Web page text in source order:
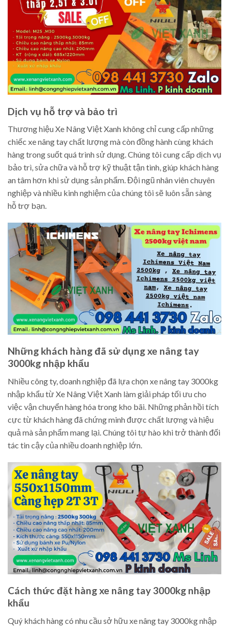
Dịch vụ hỗ trợ và bảo trì
Thương hiệu Xe Nâng Việt Xanh không chỉ cung cấp những
chiếc xe nâng tay chất lượng mà còn đồng hành cùng khách
hàng trong suốt quá trình sử dụng. Chúng tôi cung cấp dịch vụ
bảo trì, sửa chữa và hỗ trợ kỹ thuật tận tình, giúp khách hàng
an tâm hơn khi sử dụng sản phẩm. Đội ngũ nhân viên chuyên
nghiệp và nhiều kinh nghiệm của chúng tôi sẽ luôn sẵn sàng
hỗ trợ bạn.
Những khách hàng đã sử dụng xe nâng tay
3000kg nhập khẩu
Nhiều công ty, doanh nghiệp đã lựa chọn xe nâng tay 3000kg
nhập khẩu từ Xe Nâng Việt Xanh làm giải pháp tối ưu cho
việc vận chuyển hàng hóa trong kho bãi. Những phản hồi tích
cực từ khách hàng đã chứng minh được chất lượng và hiệu
quả mà sản phẩm mang lại. Chúng tôi tự hào khi trở thành đối
tác tin cậy của nhiều doanh nghiệp lớn.
Cách thức đặt hàng xe nâng tay 3000kg nhập
khẩu
Quý khách hàng có nhu cầu sở hữu xe nâng tay 3000kg nhập